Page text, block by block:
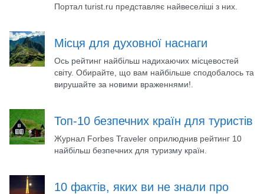
Портал turist.ru представляє найвеселіші з них.
Місця для духовної наснаги
Ось рейтинг найбільш надихаючих місцевостей
світу. Обирайте, що вам найбільше сподобалось та
вирушайте за новими враженнями!.
Топ-10 безпечних країн для туристів
Журнал Forbes Traveler оприлюднив рейтинг 10
найбільш безпечних для туризму країн.
10 фактів, яких ви не знали про